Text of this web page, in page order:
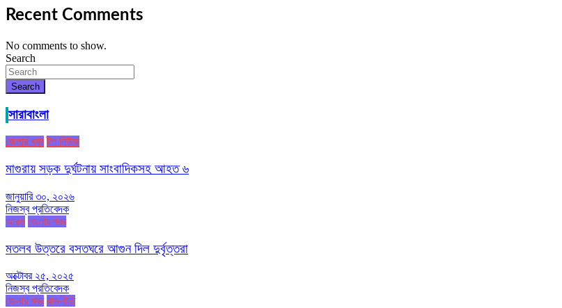
Recent Comments
No comments to show.
Search
Search
সারাবাংলা
জেলার খবর টপ নিউজ
মাগুরায় সড়ক দুর্ঘটনায় সাংবাদিকসহ আহত ৬
জানুয়ারি ৩০, ২০২৬
নিজস্ব প্রতিবেদক
আরও জেলার খবর
মতলব উত্তরে বসতঘরে আগুন দিল দুর্বৃত্তরা
অক্টোবর ২৫, ২০২৫
নিজস্ব প্রতিবেদক
জেলার খবর রাজনীতি